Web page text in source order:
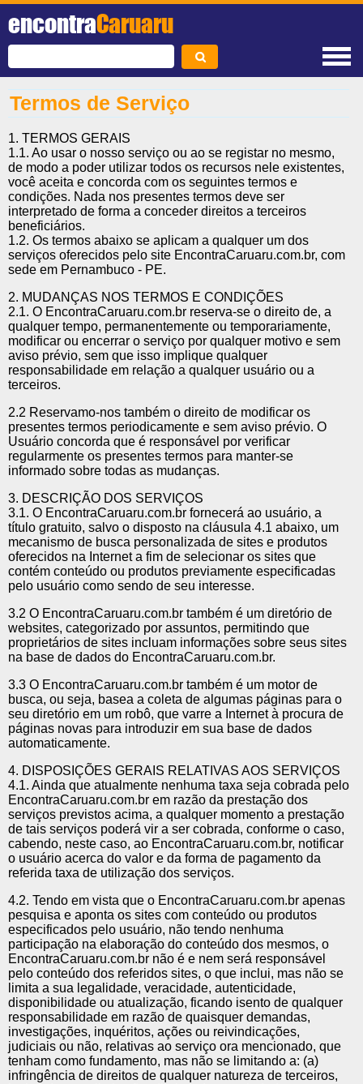
encontraCaruaru
Termos de Serviço
1. TERMOS GERAIS
1.1. Ao usar o nosso serviço ou ao se registar no mesmo,
de modo a poder utilizar todos os recursos nele existentes,
você aceita e concorda com os seguintes termos e
condições. Nada nos presentes termos deve ser
interpretado de forma a conceder direitos a terceiros
beneficiários.
1.2. Os termos abaixo se aplicam a qualquer um dos
serviços oferecidos pelo site EncontraCaruaru.com.br, com
sede em Pernambuco - PE.
2. MUDANÇAS NOS TERMOS E CONDIÇÕES
2.1. O EncontraCaruaru.com.br reserva-se o direito de, a
qualquer tempo, permanentemente ou temporariamente,
modificar ou encerrar o serviço por qualquer motivo e sem
aviso prévio, sem que isso implique qualquer
responsabilidade em relação a qualquer usuário ou a
terceiros.
2.2 Reservamo-nos também o direito de modificar os
presentes termos periodicamente e sem aviso prévio. O
Usuário concorda que é responsável por verificar
regularmente os presentes termos para manter-se
informado sobre todas as mudanças.
3. DESCRIÇÃO DOS SERVIÇOS
3.1. O EncontraCaruaru.com.br fornecerá ao usuário, a
título gratuito, salvo o disposto na cláusula 4.1 abaixo, um
mecanismo de busca personalizada de sites e produtos
oferecidos na Internet a fim de selecionar os sites que
contém conteúdo ou produtos previamente especificadas
pelo usuário como sendo de seu interesse.
3.2 O EncontraCaruaru.com.br também é um diretório de
websites, categorizado por assuntos, permitindo que
proprietários de sites incluam informações sobre seus sites
na base de dados do EncontraCaruaru.com.br.
3.3 O EncontraCaruaru.com.br também é um motor de
busca, ou seja, basea a coleta de algumas páginas para o
seu diretório em um robô, que varre a Internet à procura de
páginas novas para introduzir em sua base de dados
automaticamente.
4. DISPOSIÇÕES GERAIS RELATIVAS AOS SERVIÇOS
4.1. Ainda que atualmente nenhuma taxa seja cobrada pelo
EncontraCaruaru.com.br em razão da prestação dos
serviços previstos acima, a qualquer momento a prestação
de tais serviços poderá vir a ser cobrada, conforme o caso,
cabendo, neste caso, ao EncontraCaruaru.com.br, notificar
o usuário acerca do valor e da forma de pagamento da
referida taxa de utilização dos serviços.
4.2. Tendo em vista que o EncontraCaruaru.com.br apenas
pesquisa e aponta os sites com conteúdo ou produtos
especificados pelo usuário, não tendo nenhuma
participação na elaboração do conteúdo dos mesmos, o
EncontraCaruaru.com.br não é e nem será responsável
pelo conteúdo dos referidos sites, o que inclui, mas não se
limita a sua legalidade, veracidade, autenticidade,
disponibilidade ou atualização, ficando isento de qualquer
responsabilidade em razão de quaisquer demandas,
investigações, inquéritos, ações ou reivindicações,
judiciais ou não, relativas ao serviço ora mencionado, que
tenham como fundamento, mas não se limitando a: (a)
infringência de direitos de qualquer natureza de terceiros,